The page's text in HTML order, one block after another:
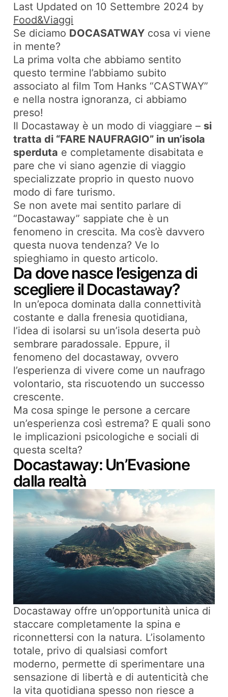
Last Updated on 10 Settembre 2024 by
Food&Viaggi
Se diciamo DOCASATWAY cosa vi viene
in mente?
La prima volta che abbiamo sentito
questo termine l’abbiamo subito
associato al film Tom Hanks “CASTWAY”
e nella nostra ignoranza, ci abbiamo
preso!
Il Docastaway è un modo di viaggiare – si
tratta di “FARE NAUFRAGIO” in un’isola
sperduta e completamente disabitata e
pare che vi siano agenzie di viaggio
specializzate proprio in questo nuovo
modo di fare turismo.
Se non avete mai sentito parlare di
“Docastaway” sappiate che è un
fenomeno in crescita. Ma cos’è davvero
questa nuova tendenza? Ve lo
spieghiamo in questo articolo.
Da dove nasce l’esigenza di
scegliere il Docastaway?
In un’epoca dominata dalla connettività
costante e dalla frenesia quotidiana,
l’idea di isolarsi su un’isola deserta può
sembrare paradossale. Eppure, il
fenomeno del docastaway, ovvero
l’esperienza di vivere come un naufrago
volontario, sta riscuotendo un successo
crescente.
Ma cosa spinge le persone a cercare
un’esperienza così estrema? E quali sono
le implicazioni psicologiche e sociali di
questa scelta?
Docastaway: Un’Evasione
dalla realtà
Docastaway offre un’opportunità unica di
staccare completamente la spina e
riconnettersi con la natura. L’isolamento
totale, privo di qualsiasi comfort
moderno, permette di sperimentare una
sensazione di libertà e di autenticità che
la vita quotidiana spesso non riesce a